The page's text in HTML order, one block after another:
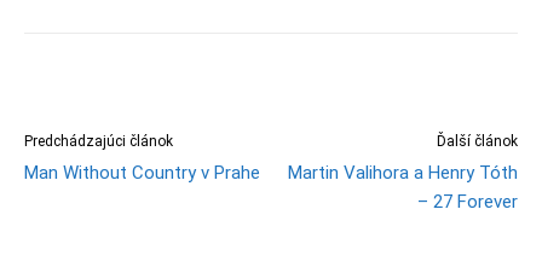
Predchádzajúci článok
Man Without Country v Prahe
Ďalší článok
Martin Valihora a Henry Tóth
– 27 Forever